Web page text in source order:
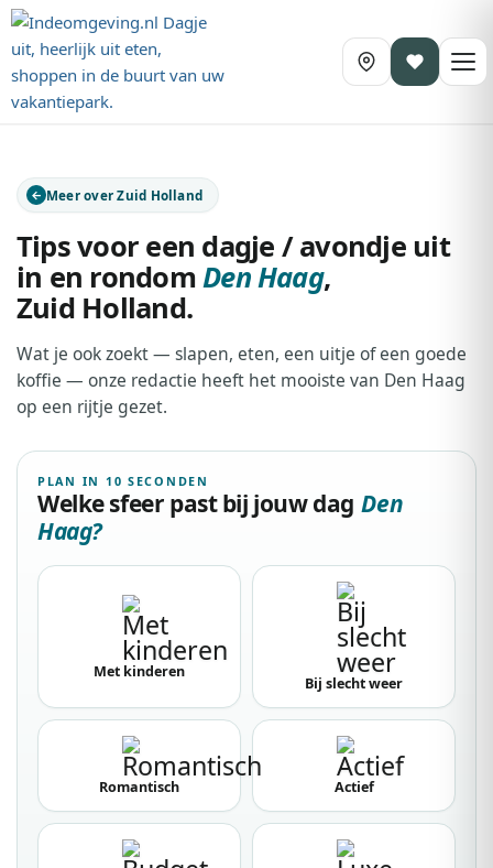
Meer over Zuid Holland
Tips voor een dagje / avondje uit
in en rondomDen Haag,
Zuid Holland.
Wat je ook zoekt — slapen, eten, een uitje of een goede
koffie — onze redactie heeft het mooiste van Den Haag
op een rijtje gezet.
PLAN IN 10 SECONDEN
Welke sfeer past bij jouw dag Den
Haag?
Met kinderen
Bij slecht weer
Romantisch Actief